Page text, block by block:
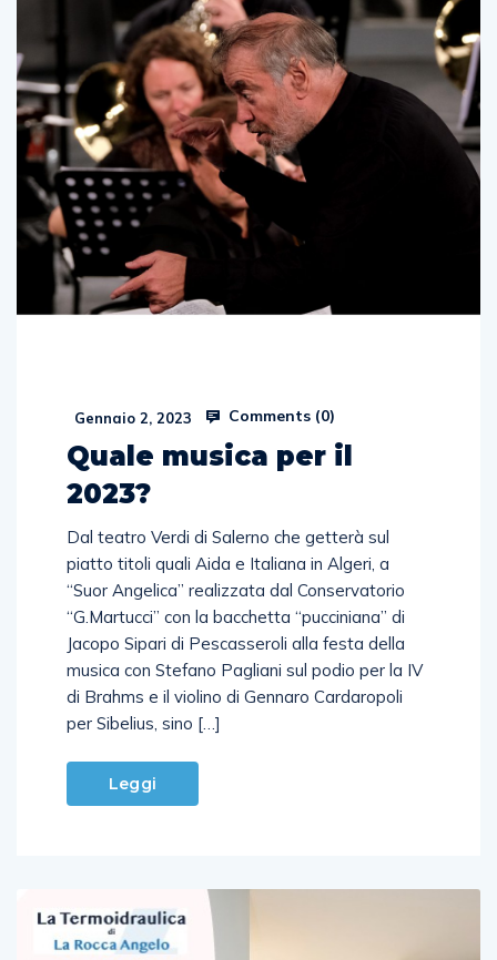
Gennaio 2, 2023 Comments (0)
Quale musica per il
2023?
Dal teatro Verdi di Salerno che getterà sul
piatto titoli quali Aida e Italiana in Algeri, a
“Suor Angelica” realizzata dal Conservatorio
“G.Martucci” con la bacchetta “pucciniana” di
Jacopo Sipari di Pescasseroli alla festa della
musica con Stefano Pagliani sul podio per la IV
di Brahms e il violino di Gennaro Cardaropoli
per Sibelius, sino […]
Leggi